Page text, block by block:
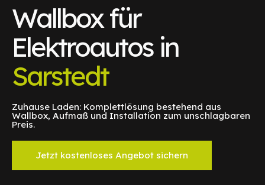
Wallbox für
Elektroautos in
Sarstedt
Zuhause Laden: Komplettlösung bestehend aus
Wallbox, Aufmaß und Installation zum unschlagbaren
Preis.
Jetzt kostenloses Angebot sichern